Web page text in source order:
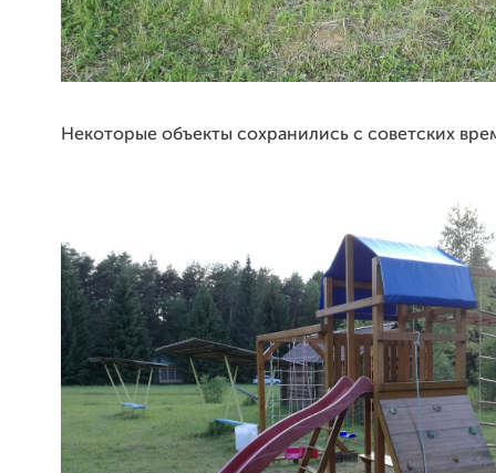
Некоторые объекты сохранились с советских